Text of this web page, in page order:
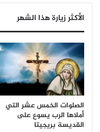
الأكثر زيارة هذا الشهر
الصلوات الخمس عشر التي
أملاها الرب يسوع على
القديسة بريجيتا